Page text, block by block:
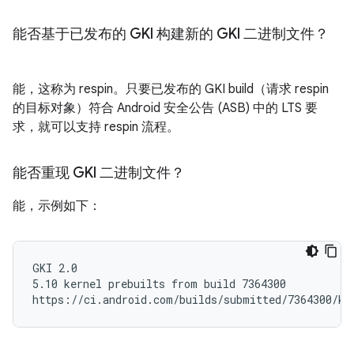
能否基于已发布的 GKI 构建新的 GKI 二进制文件？
能，这称为 respin。只要已发布的 GKI build（请求 respin
的目标对象）符合 Android 安全公告 (ASB) 中的 LTS 要
求，就可以支持 respin 流程。
能否重现 GKI 二进制文件？
能，示例如下：
GKI 2.0
5.10 kernel prebuilts from build 7364300